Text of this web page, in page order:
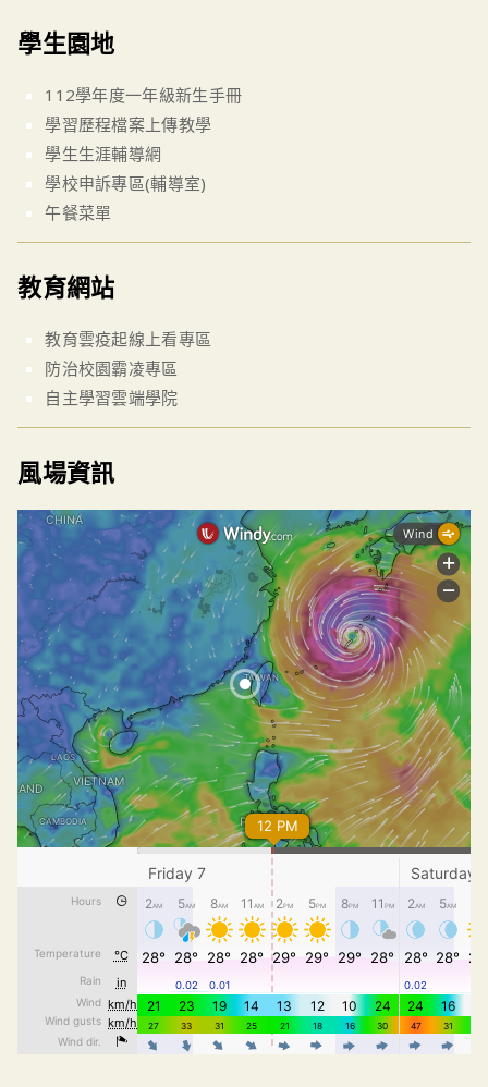
學生園地
112學年度一年級新生手冊
學習歷程檔案上傳教學
學生生涯輔導網
學校申訴專區(輔導室)
午餐菜單
教育網站
教育雲疫起線上看專區
防治校園霸凌專區
自主學習雲端學院
風場資訊